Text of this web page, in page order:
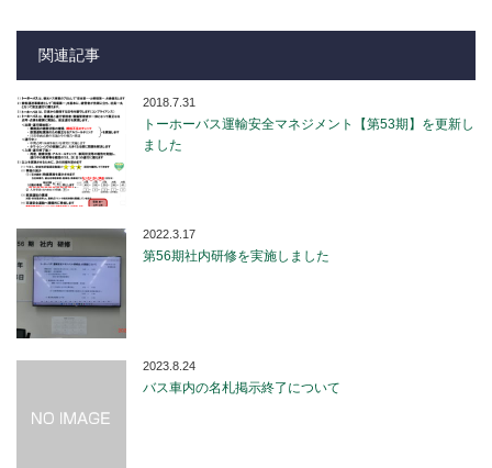
関連記事
2018.7.31
トーホーバス運輸安全マネジメント【第53期】を更新し
ました
2022.3.17
第56期社内研修を実施しました
2023.8.24
バス車内の名札掲示終了について